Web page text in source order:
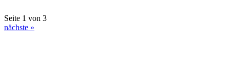
Seite 1 von 3
nächste »